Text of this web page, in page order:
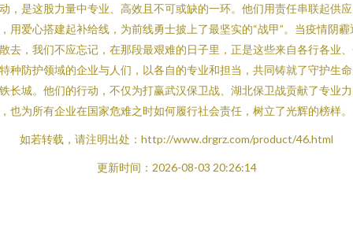
，是这股力量中专业、高效且不可或缺的一环。他们用责任串联起供应
用爱心搭建起补给线，为前线勇士披上了最坚实的“战甲”。当疫情阴霾
去，我们不应忘记，在那段最艰难的日子里，正是这些来自各行各业
种防护领域的企业与人们，以各自的专业和担当，共同铸就了守护生
长城。他们的行动，不仅为打赢武汉保卫战、湖北保卫战贡献了专业力
也为所有企业在国家危难之时如何履行社会责任，树立了光辉的榜样。
如若转载，请注明出处：http://www.drgrz.com/product/46.html
更新时间：2026-08-03 20:26:14